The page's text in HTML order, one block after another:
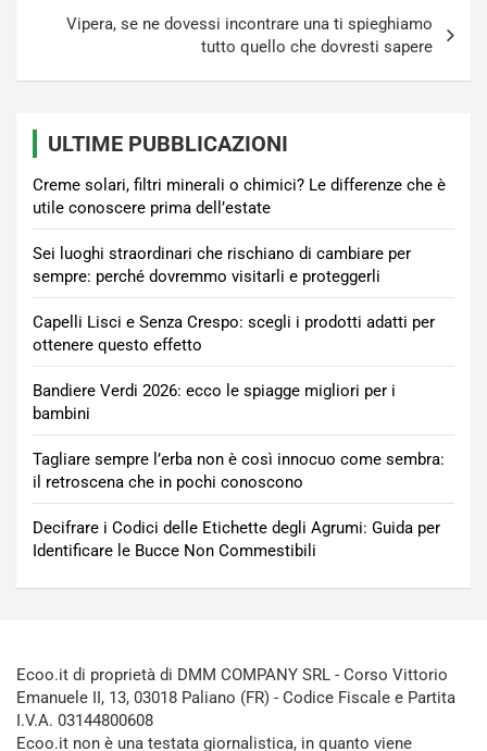
Vipera, se ne dovessi incontrare una ti spieghiamo
tutto quello che dovresti sapere
ULTIME PUBBLICAZIONI
Creme solari, filtri minerali o chimici? Le differenze che è
utile conoscere prima dell’estate
Sei luoghi straordinari che rischiano di cambiare per
sempre: perché dovremmo visitarli e proteggerli
Capelli Lisci e Senza Crespo: scegli i prodotti adatti per
ottenere questo effetto
Bandiere Verdi 2026: ecco le spiagge migliori per i
bambini
Tagliare sempre l’erba non è così innocuo come sembra:
il retroscena che in pochi conoscono
Decifrare i Codici delle Etichette degli Agrumi: Guida per
Identificare le Bucce Non Commestibili
Ecoo.it di proprietà di DMM COMPANY SRL - Corso Vittorio
Emanuele II, 13, 03018 Paliano (FR) - Codice Fiscale e Partita
I.V.A. 03144800608
Ecoo.it non è una testata giornalistica, in quanto viene